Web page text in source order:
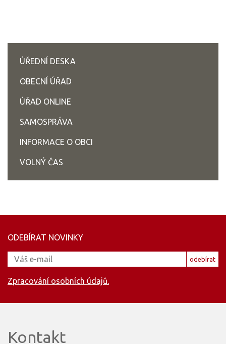
ÚŘEDNÍ DESKA
OBECNÍ ÚŘAD
ÚŘAD ONLINE
SAMOSPRÁVA
INFORMACE O OBCI
VOLNÝ ČAS
ODEBÍRAT NOVINKY
odebírat
Zpracování osobních údajů.
Kontakt